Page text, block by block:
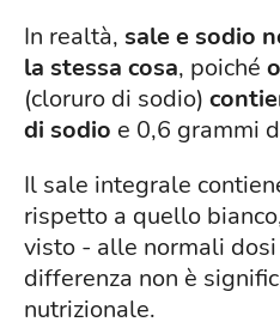
In realtà, sale e sodio
la stessa cosa, poiché
(cloruro di sodio)
di sodio e 0,6 grammi
Il sale integrale
rispetto a quello
visto - alle normali
differenza non è
nutrizionale.